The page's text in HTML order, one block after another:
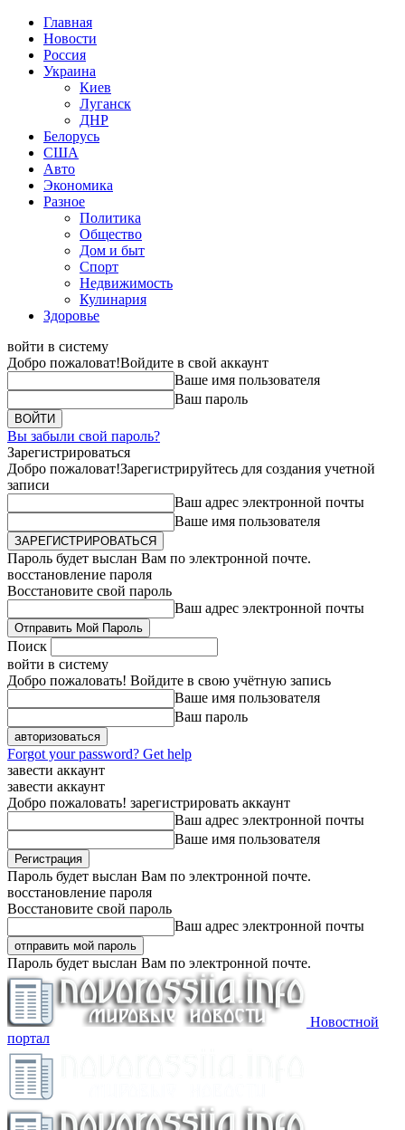
Главная
Новости
Россия
Украина
Киев
Луганск
ДНР
Белорусь
США
Авто
Экономика
Разное
Политика
Общество
Дом и быт
Спорт
Недвижимость
Кулинария
Здоровье
войти в систему
Добро пожаловат!Войдите в свой аккаунт
Ваше имя пользователя
Ваш пароль
Вы забыли свой пароль?
Зарегистрироваться
Добро пожаловат!Зарегистрируйтесь для создания учетной
записи
Ваш адрес электронной почты
Ваше имя пользователя
Пароль будет выслан Вам по электронной почте.
восстановление пароля
Восстановите свой пароль
Ваш адрес электронной почты
Поиск
войти в систему
Добро пожаловать! Войдите в свою учётную запись
Ваше имя пользователя
Ваш пароль
Forgot your password? Get help
завести аккаунт
завести аккаунт
Добро пожаловать! зарегистрировать аккаунт
Ваш адрес электронной почты
Ваше имя пользователя
Пароль будет выслан Вам по электронной почте.
восстановление пароля
Восстановите свой пароль
Ваш адрес электронной почты
Пароль будет выслан Вам по электронной почте.
Новостной
портал